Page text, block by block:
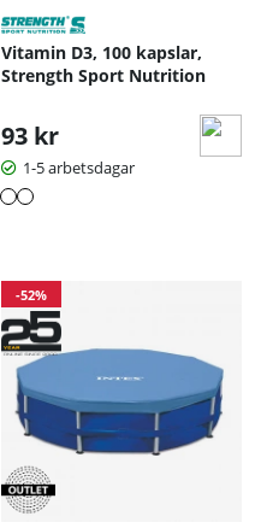
Vitamin D3, 100 kapslar,
Strength Sport Nutrition
93 kr
1-5 arbetsdagar
-52%